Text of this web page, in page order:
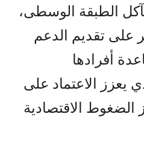
الطبقة الوسطى،
على تقديم الدعم
أفرادها
يعزز الاعتماد على
الاقتصادية